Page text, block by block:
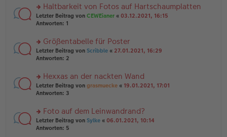
g
e
n
er
tr
a
g
n
g
el
e
n
er
tr
a
g
rs
te
n
g
el
e
n
er
tr
a
g
Haltbarkeit von Fotos auf Hartschaumplatten
Letzter Beitrag von CEWEianer « 03.12.2021, 16:15
Antworten: 1
rs
te
n
g
el
e
n
er
Größentabelle für Poster
Letzter Beitrag von Scribble « 27.01.2021, 16:29
Antworten: 2
rs
te
n
g
el
Hexxas an der nackten Wand
Letzter Beitrag von grasmuecke « 19.01.2021, 17:01
Antworten: 3
rs
te
Foto auf dem Leinwandrand?
Letzter Beitrag von Sylke « 06.01.2021, 10:14
Antworten: 5